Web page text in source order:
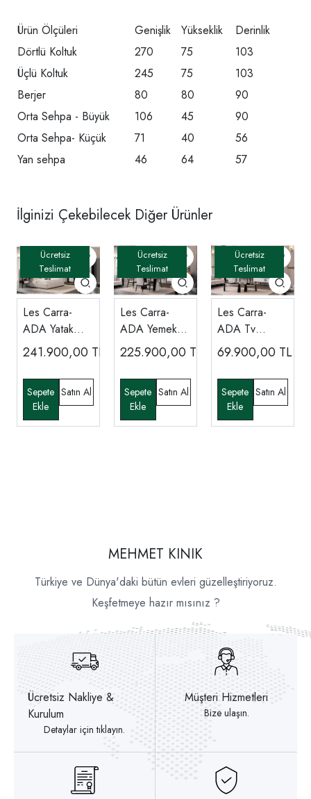
Ürün Ölçüleri Genişlik Yükseklik
Derinlik
Dörtlü Koltuk
270 75
103
Üçlü Koltuk
245 75
103
Berjer
80 80
90
Orta Sehpa - Büyük
106 45
90
Orta Sehpa- Küçük
71 40
56
Yan sehpa
46 64 57
İlginizi Çekebilecek Diğer Ürünler
Les Carra-
ADA Yatak
Odası
241.900,00 TL
Les Carra-
ADA Yemek
Odası
225.900,00 TL
Les Carra-
ADA Tv
Ünitesi
69.900,00 TL
MEHMET KINIK
Türkiye ve Dünya'daki bütün evleri güzelleştiriyoruz.
Keşfetmeye hazır mısınız ?
Ücretsiz Nakliye &
Kurulum
Detaylar için tıklayın.
Müşteri Hizmetleri
Bize ulaşın.